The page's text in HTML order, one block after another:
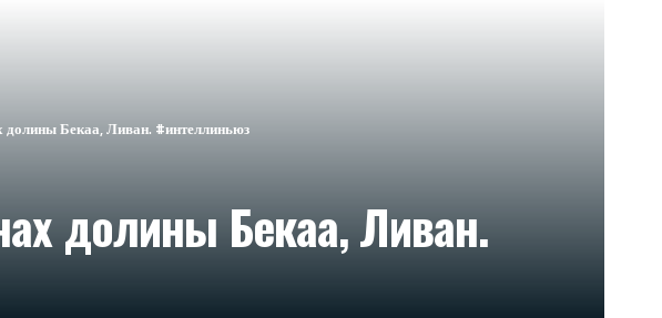
Бекаа, Ливан. #интеллиньюз
долины Бекаа, Ливан.